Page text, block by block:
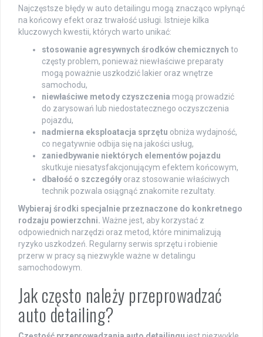
Najczęstsze błędy w auto detailingu mogą znacząco wpłynąć
na końcowy efekt oraz trwałość usługi. Istnieje kilka
kluczowych kwestii, których warto unikać:
stosowanie agresywnych środków chemicznych to
częsty problem, ponieważ niewłaściwe preparaty
mogą poważnie uszkodzić lakier oraz wnętrze
samochodu,
niewłaściwe metody czyszczenia mogą prowadzić
do zarysowań lub niedostatecznego oczyszczenia
pojazdu,
nadmierna eksploatacja sprzętu obniża wydajność,
co negatywnie odbija się na jakości usług,
zaniedbywanie niektórych elementów pojazdu
skutkuje niesatysfakcjonującym efektem końcowym,
dbałość o szczegóły oraz stosowanie właściwych
technik pozwala osiągnąć znakomite rezultaty.
Wybieraj środki specjalnie przeznaczone do konkretnego
rodzaju powierzchni. Ważne jest, aby korzystać z
odpowiednich narzędzi oraz metod, które minimalizują
ryzyko uszkodzeń. Regularny serwis sprzętu i robienie
przerw w pracy są niezwykle ważne w detalingu
samochodowym.
Jak często należy przeprowadzać
auto detailing?